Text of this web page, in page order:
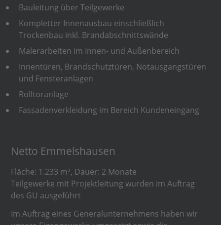
Bauleitung über Teilgewerke
Kompletter Innenausbau einschließlich
Trockenbau inkl. Brandabschnittswände
Malerarbeiten im Innen- und Außenbereich
Innentüren, Brandschutztüren, Notausgangstüren
und Fensteranlagen
Rolltoranlage
Fassadenverkleidung im Bereich Kundeneingang
Netto Emmelshausen
Fläche: 1.233 m², Dauer: 2 Monate
Teilgewerke mit Projektleitung wurden im Auftrag
des GU ausgeführt
Im Auftrag eines Generalunternehmens haben wir